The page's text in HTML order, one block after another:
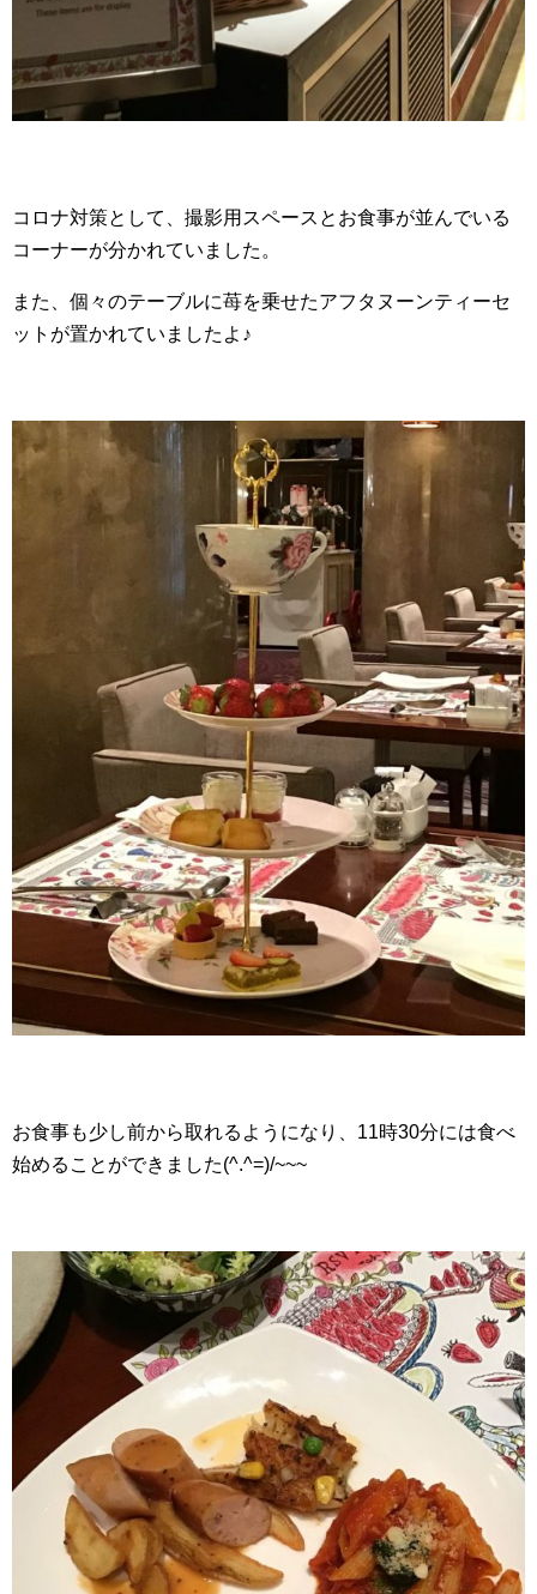
コロナ対策として、撮影用スペースとお食事が並んでいる
コーナーが分かれていました。
また、個々のテーブルに苺を乗せたアフタヌーンティーセ
ットが置かれていましたよ♪
お食事も少し前から取れるようになり、11時30分には食べ
始めることができました(^.^=)/~~~